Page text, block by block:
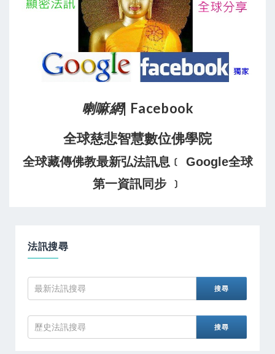
喇嘛網| Facebook
全球慈悲智慧數位佛學院
全球藏傳佛教最新弘法訊息﹝ Google全球
第一資訊同步 ﹞
法訊搜尋